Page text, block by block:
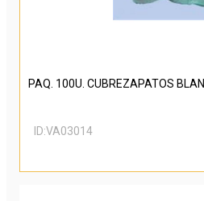
PAQ. 100U. CUBREZAPATOS
ID:VA03014